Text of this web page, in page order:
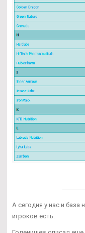
А сегодня у нас и база
игроков есть.